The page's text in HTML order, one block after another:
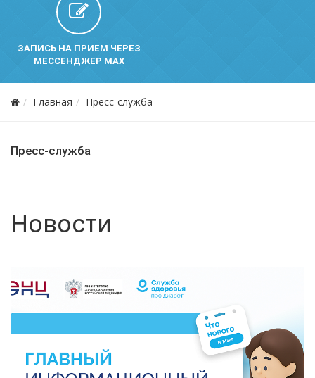
ЗАПИСЬ НА ПРИЕМ ЧЕРЕЗ
МЕССЕНДЖЕР MAX
Главная Пресс-служба
Пресс-служба
Новости